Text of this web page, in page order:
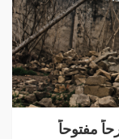
مفتوحاً